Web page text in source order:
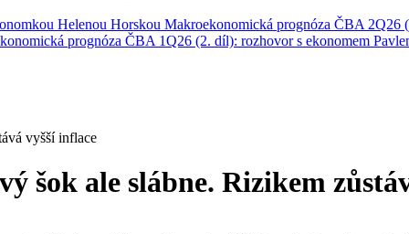
Helenou Horskou Makroekonomická prognóza ČBA 2Q26
prognóza ČBA 1Q26 (2. díl): rozhovor s ekonomem
vyšší inflace
šok ale slábne. Rizikem